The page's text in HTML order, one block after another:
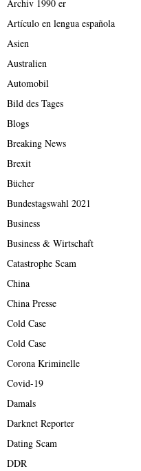
Archiv 1990 er
Artículo en lengua española
Asien
Australien
Automobil
Bild des Tages
Blogs
Breaking News
Brexit
Bücher
Bundestagswahl 2021
Business
Business & Wirtschaft
Catastrophe Scam
China
China Presse
Cold Case
Cold Case
Corona Kriminelle
Covid-19
Damals
Darknet Reporter
Dating Scam
DDR